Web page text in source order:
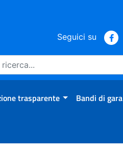
Seguici su
trasparente Bandi di gara